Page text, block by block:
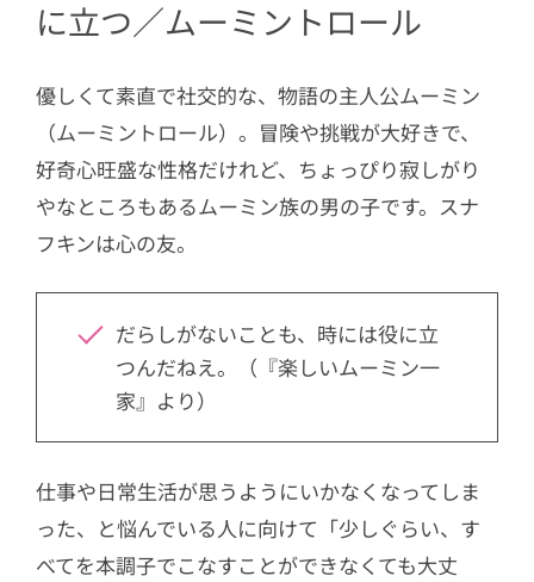
に立つ／ムーミントロール
優しくて素直で社交的な、物語の主人公ムーミン
（ムーミントロール）。冒険や挑戦が大好きで、
好奇心旺盛な性格だけれど、ちょっぴり寂しがり
やなところもあるムーミン族の男の子です。スナ
フキンは心の友。
だらしがないことも、時には役に立
つんだねえ。（『楽しいムーミン一
家』より）
仕事や日常生活が思うようにいかなくなってしま
った、と悩んでいる人に向けて「少しぐらい、す
べてを本調子でこなすことができなくても大丈